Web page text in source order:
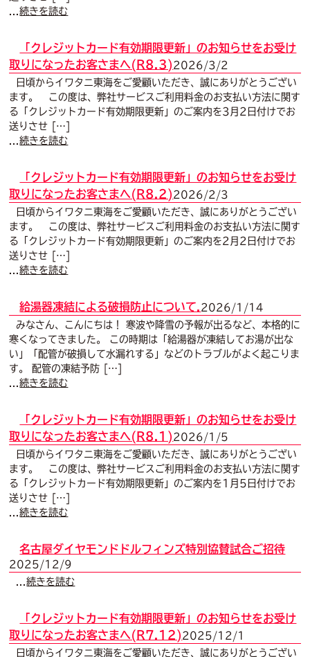
...続きを読む
「クレジットカード有効期限更新」のお知らせをお受け
取りになったお客さまへ(R8.3) 2026/3/2
日頃からイワタニ東海をご愛顧いただき、誠にありがとうござい
ます。 この度は、弊社サービスご利用料金のお支払い方法に関す
る「クレジットカード有効期限更新」のご案内を3月2日付けでお
送りさせ […]
...続きを読む
「クレジットカード有効期限更新」のお知らせをお受け
取りになったお客さまへ(R8.2) 2026/2/3
日頃からイワタニ東海をご愛顧いただき、誠にありがとうござい
ます。 この度は、弊社サービスご利用料金のお支払い方法に関す
る「クレジットカード有効期限更新」のご案内を2月2日付けでお
送りさせ […]
...続きを読む
給湯器凍結による破損防止について. 2026/1/14
みなさん、こんにちは！ 寒波や降雪の予報が出るなど、本格的に
寒くなってきました。 この時期は「給湯器が凍結してお湯が出な
い」「配管が破損して水漏れする」などのトラブルがよく起こりま
す。 配管の凍結予防 […]
...続きを読む
「クレジットカード有効期限更新」のお知らせをお受け
取りになったお客さまへ(R8.1) 2026/1/5
日頃からイワタニ東海をご愛顧いただき、誠にありがとうござい
ます。 この度は、弊社サービスご利用料金のお支払い方法に関す
る「クレジットカード有効期限更新」のご案内を1月5日付けでお
送りさせ […]
...続きを読む
名古屋ダイヤモンドドルフィンズ特別協賛試合ご招待
2025/12/9
...続きを読む
「クレジットカード有効期限更新」のお知らせをお受け
取りになったお客さまへ(R7.12) 2025/12/1
日頃からイワタニ東海をご愛顧いただき、誠にありがとうござい